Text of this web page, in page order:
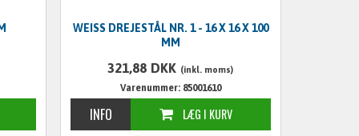
WEISS DREJESTÅL NR. 1 - 16 X 16 X 100
MM
321,88 DKK (inkl. moms)
Varenummer: 85001610